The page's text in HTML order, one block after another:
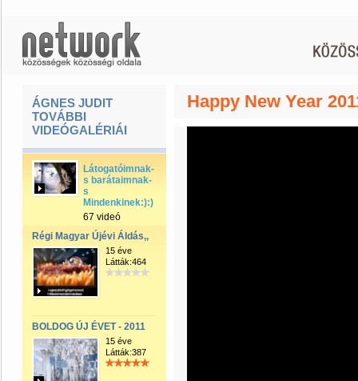
ÁGNES JUDIT
TOVÁBBI
VIDEÓGALÉRIÁI
Látogatóimnak-
s barátaimnak-
s
Mindenkinek:):)
67 videó
Régi Magyar Újévi Áldás,,
15 éve
Látták:464
BOLDOG ÚJ ÉVET - 2011
15 éve
Látták:387
Happy New Year